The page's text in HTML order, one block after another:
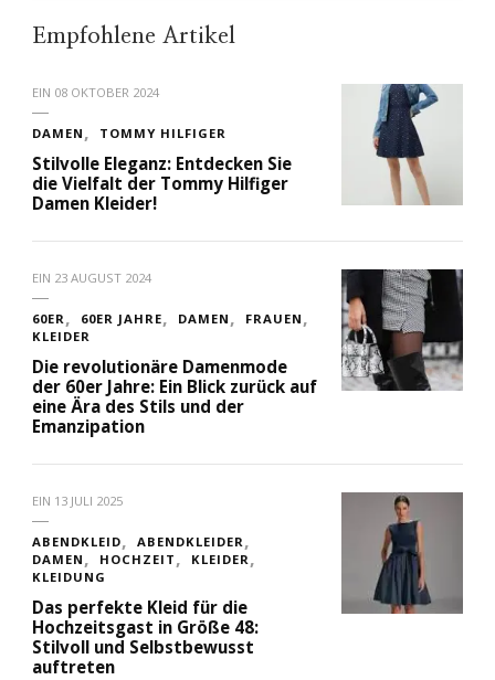
Empfohlene Artikel
EIN 08 OKTOBER 2024
DAMEN TOMMY HILFIGER
Stilvolle Eleganz: Entdecken Sie
die Vielfalt der Tommy Hilfiger
Damen Kleider!
EIN 23 AUGUST 2024
60ER 60ER JAHRE DAMEN
FRAUEN
KLEIDER
Die revolutionäre Damenmode
der 60er Jahre: Ein Blick zurück auf
eine Ära des Stils und der
Emanzipation
EIN 13 JULI 2025
ABENDKLEID
ABENDKLEIDER
DAMEN
HOCHZEIT
KLEIDER
KLEIDUNG
Das perfekte Kleid für die
Hochzeitsgast in Größe 48:
Stilvoll und Selbstbewusst
auftreten